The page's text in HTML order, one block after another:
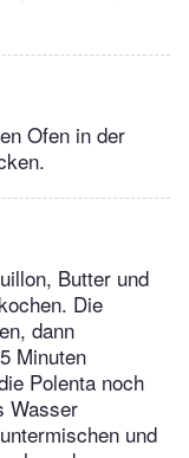
Ofen in der
Butter und
Die
dann
Minuten
Polenta noch
Wasser
und